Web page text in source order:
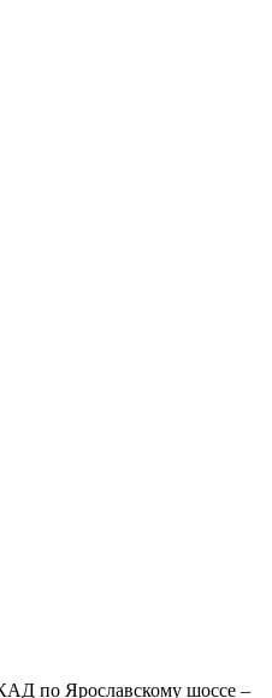
по Ярославскому шоссе –